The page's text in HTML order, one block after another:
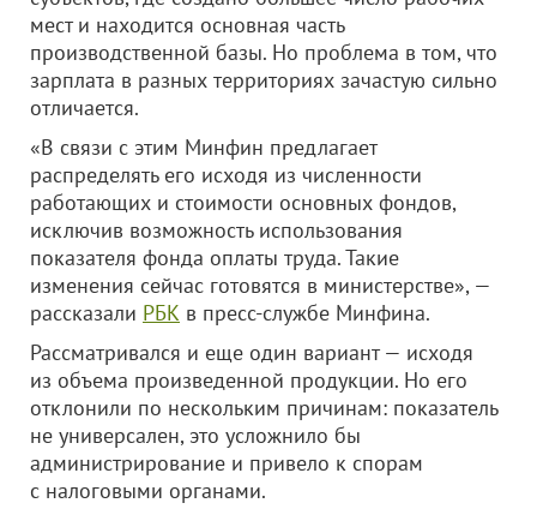
мест и находится основная часть
производственной базы. Но проблема в том, что
зарплата в разных территориях зачастую сильно
отличается.
«В связи с этим Минфин предлагает
распределять его исходя из численности
работающих и стоимости основных фондов,
исключив возможность использования
показателя фонда оплаты труда. Такие
изменения сейчас готовятся в министерстве», —
рассказали РБК в пресс-службе Минфина.
Рассматривался и еще один вариант — исходя
из объема произведенной продукции. Но его
отклонили по нескольким причинам: показатель
не универсален, это усложнило бы
администрирование и привело к спорам
с налоговыми органами.